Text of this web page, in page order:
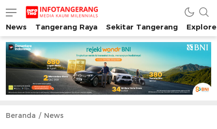
INFO TANGERANG
Media Kaum Millenials Tangerang Raya
News Tangerang Raya Sekitar Tangerang
Beranda News